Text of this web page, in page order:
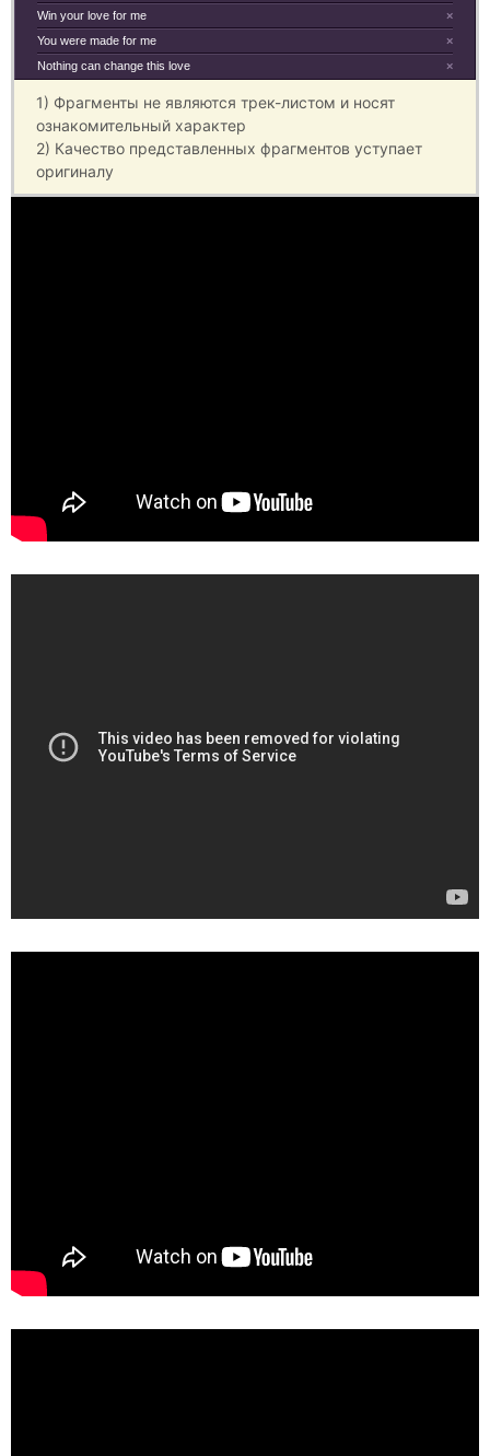
×
Win your love for me
×
You were made for me
×
Nothing can change this love
1) Фрагменты не являются трек-листом и носят
ознакомительный характер
2) Качество представленных фрагментов уступает
оригиналу